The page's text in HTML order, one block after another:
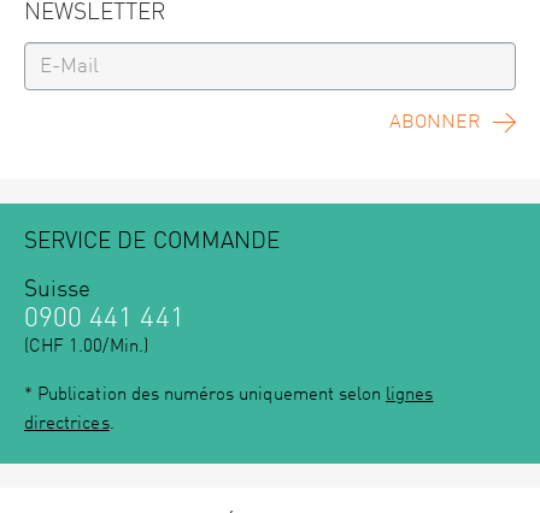
NEWSLETTER
ABONNER
SERVICE DE COMMANDE
Suisse
0900 441 441
(CHF 1.00/Min.)
* Publication des numéros uniquement selon lignes
directrices.